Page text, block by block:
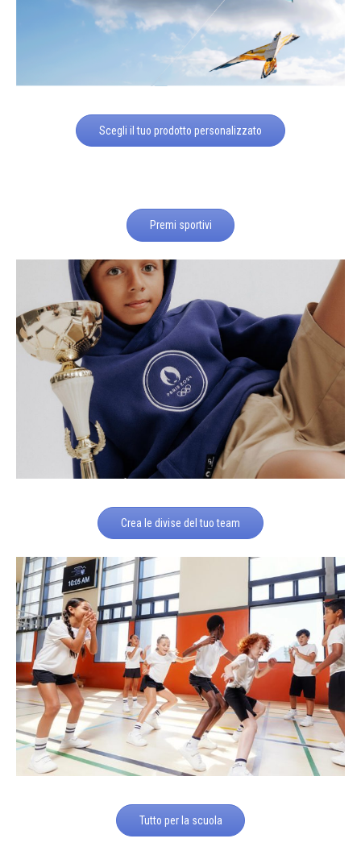
Scegli il tuo prodotto personalizzato
Premi sportivi
Crea le divise del tuo team
Tutto per la scuola